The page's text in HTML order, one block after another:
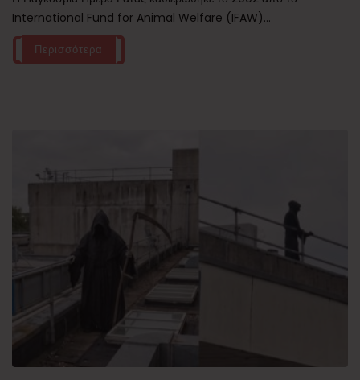
International Fund for Animal Welfare (IFAW)...
Περισσότερα